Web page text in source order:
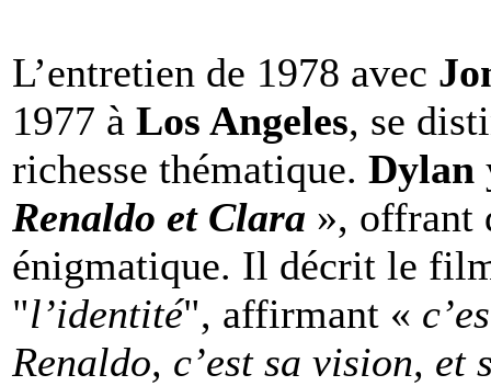
L’entretien de 1978 avec
1977 à Los Angeles, se
richesse thématique. Dylan
Renaldo et Clara », offrant
énigmatique. Il décrit le
"l’identité", affirmant «
Renaldo, c’est sa vision, et